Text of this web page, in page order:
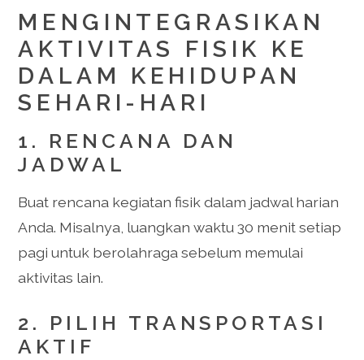
MENGINTEGRASIKAN
AKTIVITAS FISIK KE
DALAM KEHIDUPAN
SEHARI-HARI
1. RENCANA DAN
JADWAL
Buat rencana kegiatan fisik dalam jadwal harian
Anda. Misalnya, luangkan waktu 30 menit setiap
pagi untuk berolahraga sebelum memulai
aktivitas lain.
2. PILIH TRANSPORTASI
AKTIF